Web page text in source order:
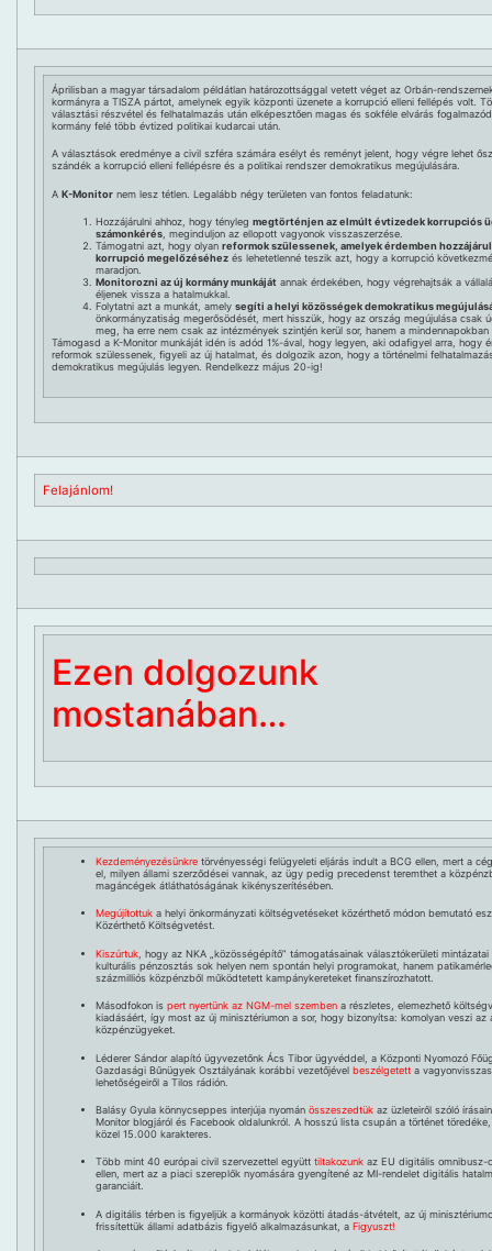
Áprilisban a magyar társadalom példátlan határozottsággal vetett véget az Orbán-
kormányra a TISZA pártot, amelynek egyik központi üzenete a korrupció elleni fellépés volt.
választási részvétel és felhatalmazás után elképesztően magas és sokféle elvárás
kormány felé több évtized politikai kudarcai után.
A választások eredménye a civil szféra számára esélyt és reményt jelent, hogy végre lehet
szándék a korrupció elleni fellépésre és a politikai rendszer demokratikus megújulására.
A K-Monitor nem lesz tétlen. Legalább négy területen van fontos feladatunk:
Hozzájárulni ahhoz, hogy tényleg megtörténjen az elmúlt évtizedek korrupciós
számonkérés, meginduljon az ellopott vagyonok visszaszerzése.
Támogatni azt, hogy olyan reformok szülessenek, amelyek érdemben
korrupció megelőzéséhez és lehetetlenné teszik azt, hogy a korrupció
maradjon.
Monitorozni az új kormány munkáját annak érdekében, hogy végrehajtsák a
éljenek vissza a hatalmukkal.
Folytatni azt a munkát, amely segíti a helyi közösségek demokratikus
önkormányzatiság megerősödését, mert hisszük, hogy az ország megújulása csak
meg, ha erre nem csak az intézmények szintjén kerül sor, hanem a mindennapokban
Támogasd a K-Monitor munkáját idén is adód 1%-ával, hogy legyen, aki odafigyel arra, hogy
reformok szülessenek, figyeli az új hatalmat, és dolgozik azon, hogy a történelmi
demokratikus megújulás legyen. Rendelkezz május 20-ig!
Felajánlom!
Ezen dolgozunk
mostanában…
Kezdeményezésünkre törvényességi felügyeleti eljárás indult a BCG ellen, mert a
el, milyen állami szerződései vannak, az ügy pedig precedenst teremthet a
magáncégek átláthatóságának kikényszerítésében.
Megújítottuk a helyi önkormányzati költségvetéseket közérthető módon bemutató
Közérthető Költségvetést.
Kiszúrtuk , hogy az NKA „közösségépítő” támogatásainak választókerületi mintázatai
kulturális pénzosztás sok helyen nem spontán helyi programokat, hanem
százmilliós közpénzből működtetett kampánykereteket finanszírozhatott.
Másodfokon is pert nyertünk az NGM-mel szemben a részletes, elemezhető
kiadásáért, így most az új minisztériumon a sor, hogy bizonyítsa: komolyan veszi az
közpénzügyeket.
Léderer Sándor alapító ügyvezetőnk Ács Tibor ügyvéddel, a Központi Nyomozó
Gazdasági Bűnügyek Osztályának korábbi vezetőjével beszélgetett a
lehetőségeiről a Tilos rádión.
Balásy Gyula könnycseppes interjúja nyomán összeszedtük az üzleteiről szóló
Monitor blogjáról és Facebook oldalunkról. A hosszú lista csupán a történet
közel 15.000 karakteres.
Több mint 40 európai civil szervezettel együtt tiltakozunk az EU digitális omnibusz-
ellen, mert az a piaci szereplők nyomására gyengítené az MI-rendelet digitális
garanciáit.
A digitális térben is figyeljük a kormányok közötti átadás-átvételt, az új
frissítettük állami adatbázis figyelő alkalmazásunkat, a Figyuszt!